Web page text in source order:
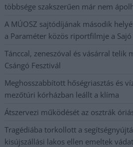
többsége szakszerűen már nem
A MÚOSZ sajtódíjának második
a Paraméter közös riportfilmje a
Tánccal, zeneszóval és vásárral telik
Csángó Fesztivál
Meghosszabbított hőségriasztás és
mezőtúri kórházban leállt a klíma
Átszervezi működését az osztrák
Tragédiába torkollott a
kisújszállási lakos ellen emeltek vádat